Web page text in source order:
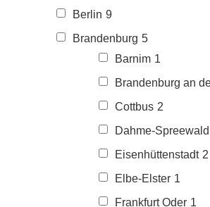
Berlin 9
Brandenburg 5
Barnim 1
Brandenburg an
Cottbus 2
Dahme-Spreewald
Eisenhüttenstadt 2
Elbe-Elster 1
Frankfurt Oder 1